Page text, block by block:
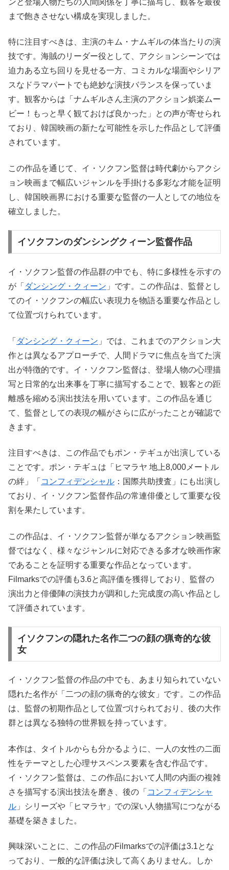
ンと登場人物たちの人間関係を丁寧に描写し、観客を最後
まで飽きさせない構成を実現しました。
特に注目すべきは、主演のキム・ナムギルの体当たりの演
技です。海賊のリーダー役として、アクションシーンでは
迫力ある立ち回りを見せる一方、コミカルな場面やシリア
スなドラマパートでも絶妙な演技バランスを保っていま
す。観客からは「ナムギルさん主演のアクション娯楽ムー
ビー！もっと早く観ておけば良かった」との声が寄せられ
ており、韓国映画の新たな可能性を示した作品として評価
されています。
この作品を通じて、イ・ソクフン監督は時代劇からアクシ
ョン映画まで幅広いジャンルを手掛ける多彩な才能を証明
し、韓国映画界における重要な監督の一人としての地位を
確立しました。
イソクフンのダンシングクィーン監督作品
イ・ソクフン監督の作品群の中でも、特に多様性を示すの
が「 ダンシング・クィーン 」です。この作品は、監督とし
てのイ・ソクフンの幅広い表現力を物語る重要な作品とし
て位置づけられています。
「 ダンシング・クィーン 」では、これまでのアクション大
作とは異なるアプローチで、人間ドラマに焦点を当てた演
出が特徴的です。イ・ソクフン監督は、登場人物の心理描
写と日常的な出来事を丁寧に描写することで、観客との距
離感を縮める演出技法を用いています。この作品を通じ
て、監督としての表現の幅がさらに広がったことが確認で
きます。
注目すべきは、この作品でもポン・テギュが出演している
ことです。ポン・テギュは「ヒマラヤ 地上8,000メートル
の絆」「 コンフィデンシャル ：国際共助捜査」にも出演し
ており、イ・ソクフン監督作品の常連俳優として重要な役
割を果たしています。
この作品は、イ・ソクフン監督が単なるアクション映画監
督ではなく、様々なジャンルに対応できる多才な映画作家
であることを証明する重要な作品となっています。
Filmarksでの評価も3.6と高評価を獲得しており、監督の
演出力と俳優陣の演技力が調和した完成度の高い作品とし
て評価されています。
イソクフンの隠れた名作二つの顔の猟奇的な彼
女
イ・ソクフン監督の作品の中でも、あまり知られていない
隠れた名作が「二つの顔の猟奇的な彼女」です。この作品
は、監督の初期作品として位置づけられており、後の大作
群とは異なる独特の世界観を持っています。
本作は、タイトルからも分かるように、一人の女性の二面
性をテーマとした心理サスペンス要素を含む作品です。
イ・ソクフン監督は、この作品において人間の内面の複雑
さを描写する演出技法を磨き、後の「 コンフィデンシャ
ル 」シリーズや「ヒマラヤ」での深い人物描写につながる
基礎を築きました。
興味深いことに、この作品のFilmarksでの評価は3.1とな
っており、一般的な評価は決して高くありません。しか